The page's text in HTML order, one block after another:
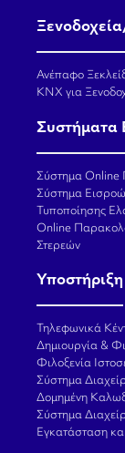
Ανέπαφο
KNX για
Συστήματα
Σύστημα Online
Σύστημα
Τυποποίησης
Online
Στερεών
Υποστήριξη
Τηλεφωνικά
Δημιουργία &
Φιλοξενία
Σύστημα
Δομημένη
Σύστημα
Εγκατάσταση